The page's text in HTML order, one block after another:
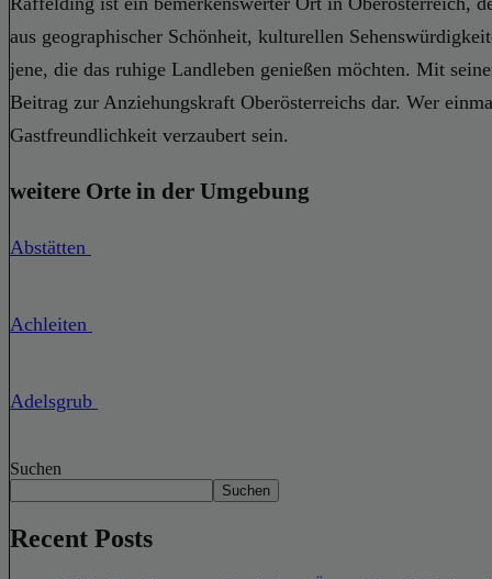
aus geographischer Schönheit, kulturellen
jene, die das ruhige Landleben genießen möchten. Mit
Beitrag zur Anziehungskraft Oberösterreichs dar. Wer
Gastfreundlichkeit verzaubert sein.
weitere Orte in der Umgebung
Abstätten
Achleiten
Adelsgrub
Suchen
Suchen
Recent Posts